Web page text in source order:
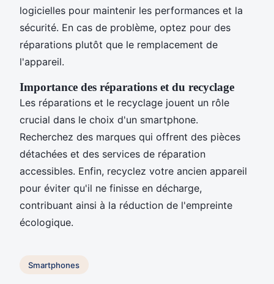
logicielles pour maintenir les performances et la
sécurité. En cas de problème, optez pour des
réparations plutôt que le remplacement de
l'appareil.
Importance des réparations et du recyclage
Les réparations et le recyclage jouent un rôle
crucial dans le choix d'un smartphone.
Recherchez des marques qui offrent des pièces
détachées et des services de réparation
accessibles. Enfin, recyclez votre ancien appareil
pour éviter qu'il ne finisse en décharge,
contribuant ainsi à la réduction de l'empreinte
écologique.
Smartphones